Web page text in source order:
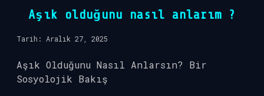
Hakkımızda
Aşık olduğunu nasıl anlarım ?
Tarih: Aralık 27, 2025
Aşık Olduğunu Nasıl Anlarsın? Bir
Sosyolojik Bakış